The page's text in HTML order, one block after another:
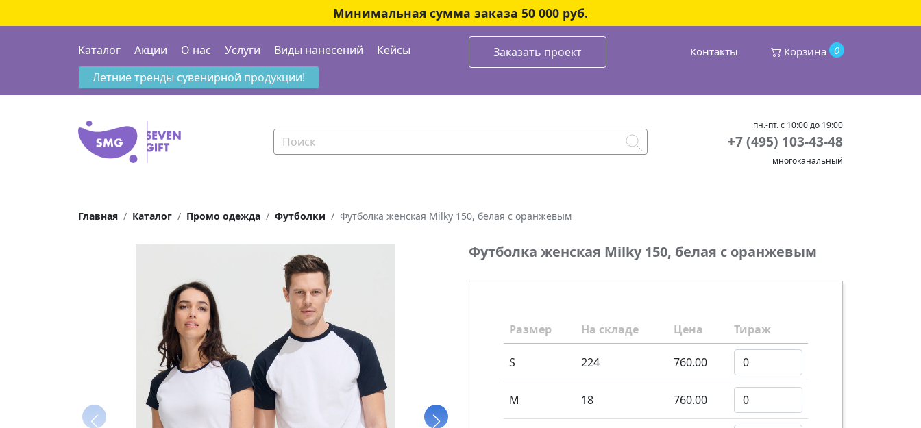
Минимальная сумма заказа 50 000 руб.
Каталог Акции О нас Услуги Виды нанесений Кейсы Заказать проект Контакты 0
Корзина
Летние тренды сувенирной продукции!
пн.-пт. с 10:00 до 19:00
+7 (495) 103-43-48
многоканальный
Главная Каталог Промо одежда Футболки Футболка женская Milky 150, белая с оранжевым
Футболка женская Milky 150, белая с оранжевым
Размер На складе Цена Тираж
S 224 760.00
M 18 760.00